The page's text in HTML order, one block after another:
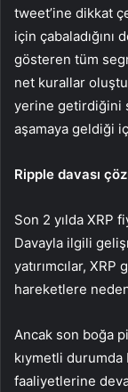
tweet’ine dikkat
için çabaladığını
gösteren tüm
net kurallar
yerine getirdiğini
aşamaya geldiği
Ripple davası
Son 2 yılda XRP
Davayla ilgili
yatırımcılar,
hareketlere
Ancak son boğa
kıymetli durumda
faaliyetlerine